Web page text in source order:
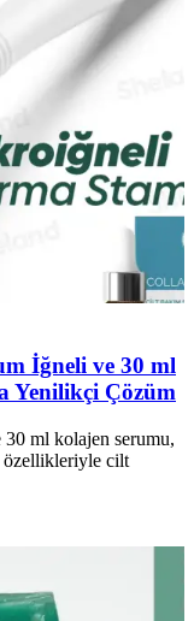
İğneli ve 30 ml
Yenilikçi Çözüm
ml kolajen serumu,
özellikleriyle cilt